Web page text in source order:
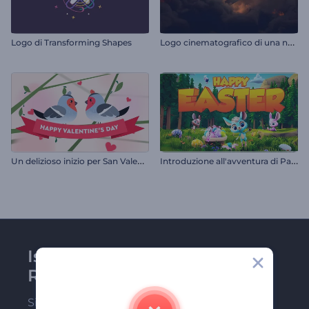
Logo di Transforming Shapes L
ogo cinematografico di una nuvola temporalesca
U
n delizioso inizio per San Valentino I
ntroduzione all'avventura di Pasqua
Iscriviti alla newsletter di
Renderforest
Sii tra i primi a ricevere le nostre ultime